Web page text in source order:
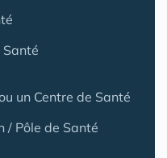
un Centre de Santé
/ Pôle de Santé